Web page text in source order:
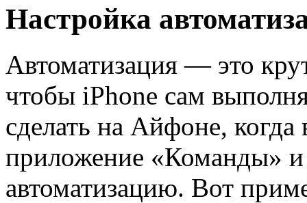
Настройка
Автоматизация — это
чтобы iPhone сам
сделать на Айфоне, когда
приложение «Команды» и
автоматизацию. Вот